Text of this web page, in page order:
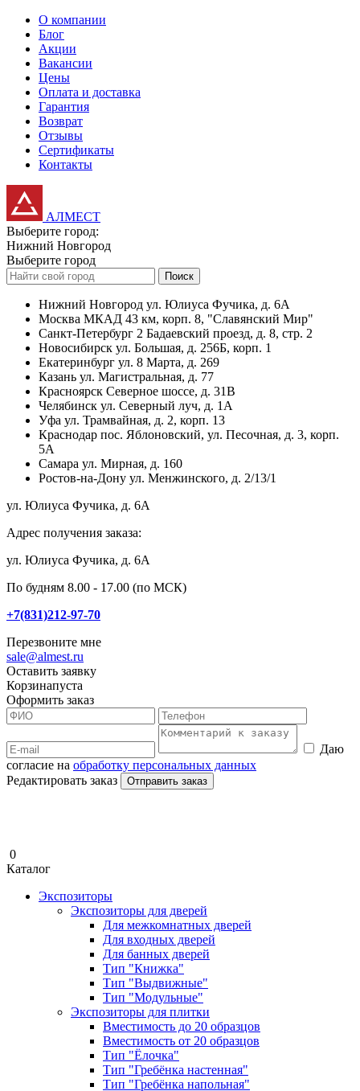
О компании
Блог
Акции
Вакансии
Цены
Оплата и доставка
Гарантия
Возврат
Отзывы
Сертификаты
Контакты
АЛМЕСТ
Выберите город:
Нижний Новгород
Выберите город
Поиск
Нижний Новгород ул. Юлиуса Фучика, д. 6А
Москва МКАД 43 км, корп. 8, "Славянский Мир"
Санкт-Петербург 2 Бадаевский проезд, д. 8, стр. 2
Новосибирск ул. Большая, д. 256Б, корп. 1
Екатеринбург ул. 8 Марта, д. 269
Казань ул. Магистральная, д. 77
Красноярск Северное шоссе, д. 31В
Челябинск ул. Северный луч, д. 1А
Уфа ул. Трамвайная, д. 2, корп. 13
Краснодар пос. Яблоновский, ул. Песочная, д. 3, корп.
5А
Самара ул. Мирная, д. 160
Ростов-на-Дону ул. Менжинского, д. 2/13/1
ул. Юлиуса Фучика, д. 6А
Адрес получения заказа:
ул. Юлиуса Фучика, д. 6А
По будням 8.00 - 17.00 (по МСК)
+7(831)212-97-70
Перезвоните мне
sale@almest.ru
Оставить заявку
Корзинапуста
Оформить заказ
Даю
согласие на обработку персональных данных
Редактировать заказ
Отправить заказ
0
Каталог
Экспозиторы
Экспозиторы для дверей
Для межкомнатных дверей
Для входных дверей
Для банных дверей
Тип "Книжка"
Тип "Выдвижные"
Тип "Модульные"
Экспозиторы для плитки
Вместимость до 20 образцов
Вместимость от 20 образцов
Тип "Ёлочка"
Тип "Гребёнка настенная"
Тип "Гребёнка напольная"